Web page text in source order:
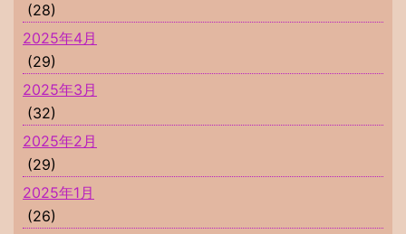
(28)
2025年4月
(29)
2025年3月
(32)
2025年2月
(29)
2025年1月
(26)